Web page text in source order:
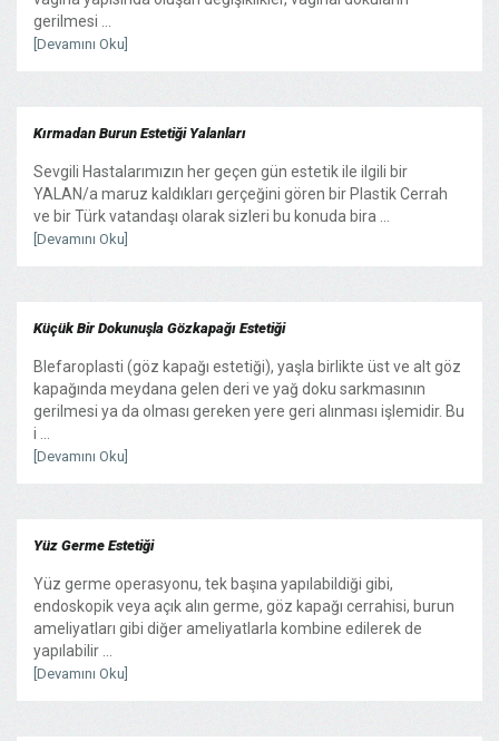
gerilmesi ...
[Devamını Oku]
Kırmadan Burun Estetiği Yalanları
Sevgili Hastalarımızın her geçen gün estetik ile ilgili bir
YALAN/a maruz kaldıkları gerçeğini gören bir Plastik Cerrah
ve bir Türk vatandaşı olarak sizleri bu konuda bira ...
[Devamını Oku]
Küçük Bir Dokunuşla Gözkapağı Estetiği
Blefaroplasti (göz kapağı estetiği), yaşla birlikte üst ve alt göz
kapağında meydana gelen deri ve yağ doku sarkmasının
gerilmesi ya da olması gereken yere geri alınması işlemidir. Bu
i ...
[Devamını Oku]
Yüz Germe Estetiği
Yüz germe operasyonu, tek başına yapılabildiği gibi,
endoskopik veya açık alın germe, göz kapağı cerrahisi, burun
ameliyatları gibi diğer ameliyatlarla kombine edilerek de
yapılabilir ...
[Devamını Oku]